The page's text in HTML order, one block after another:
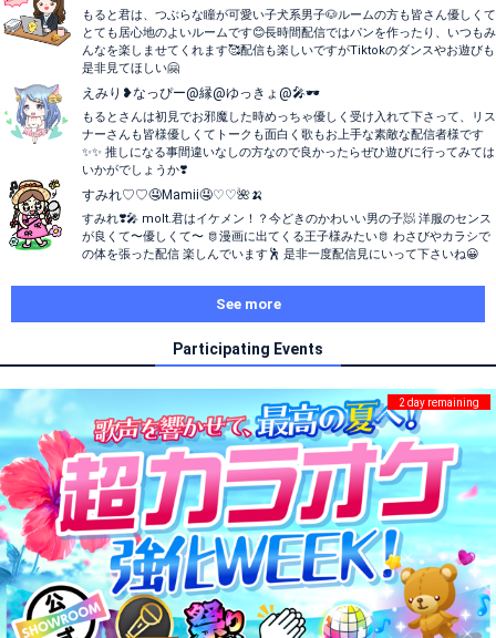
もると君は、つぶらな瞳が可愛い子犬系男子🐶ルームの方も皆さん優しくて
とても居心地のよいルームです😊長時間配信ではパンを作ったり、いつもみ
んなを楽しませてくれます🥰配信も楽しいですがTiktokのダンスやお遊びも
是非見てほしい‪🤗
えみり❥なっぴー@縁@ゆっきょ@🎤🕶
もるとさんは初見でお邪魔した時めっちゃ優しく受け入れて下さって、リス
ナーさんも皆様優しくてトークも面白く歌もお上手な素敵な配信者様です
✨✨️ 推しになる事間違いなしの方なので良かったらぜひ遊びに行ってみては
いかがでしょうか❣️
すみれ♡♡🤤Mamii🤤♡♡🌺🍌
すみれ❣️🎤 molt.君はイケメン！？今どきのかわいい男の子🧖 洋服のセンス
が良くて〜優しくて〜 🫅漫画に出てくる王子様みたい🫅 わさびやカラシで
の体を張った配信 楽しんでいます🕺 是非一度配信見にいって下さいね😀
See more
Participating Events
2 day remaining